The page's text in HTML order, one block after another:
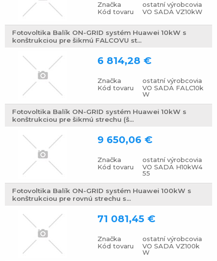
Značka
ostatní výrobcovia
Kód tovaru
VO SADA VZ10kW
Fotovoltika Balík ON-GRID systém Huawei 10kW s
konštrukciou pre šikmú FALCOVU st...
Značka
ostatní výrobcovia
Kód tovaru
VO SADA FALC10k
W
6 814,28 €
Fotovoltika Balík ON-GRID systém Huawei 10kW s
konštrukciou pre šikmú strechu (š...
Značka
ostatní výrobcovia
Kód tovaru
VO SADA H10kW4
55
9 650,06 €
Fotovoltika Balík ON-GRID systém Huawei 100kW s
konštrukciou pre rovnú strechu s...
Značka
ostatní výrobcovia
Kód tovaru
VO SADA VZ100k
W
71 081,45 €